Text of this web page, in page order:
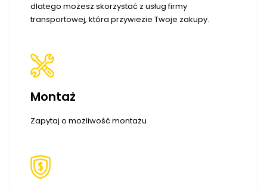
dlatego możesz skorzystać z usług firmy
transportowej, która przywiezie Twoje zakupy.
Montaż
Zapytaj o możliwość montażu